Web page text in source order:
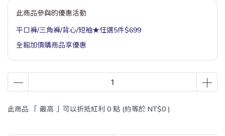
此商品參與的優惠活動
平口褲/三角褲/背心/短袖★任選5件$699
全館加價購商品享優惠
此商品 「 最高 」可以折抵紅利 0 點 (約等於 NT$0 )